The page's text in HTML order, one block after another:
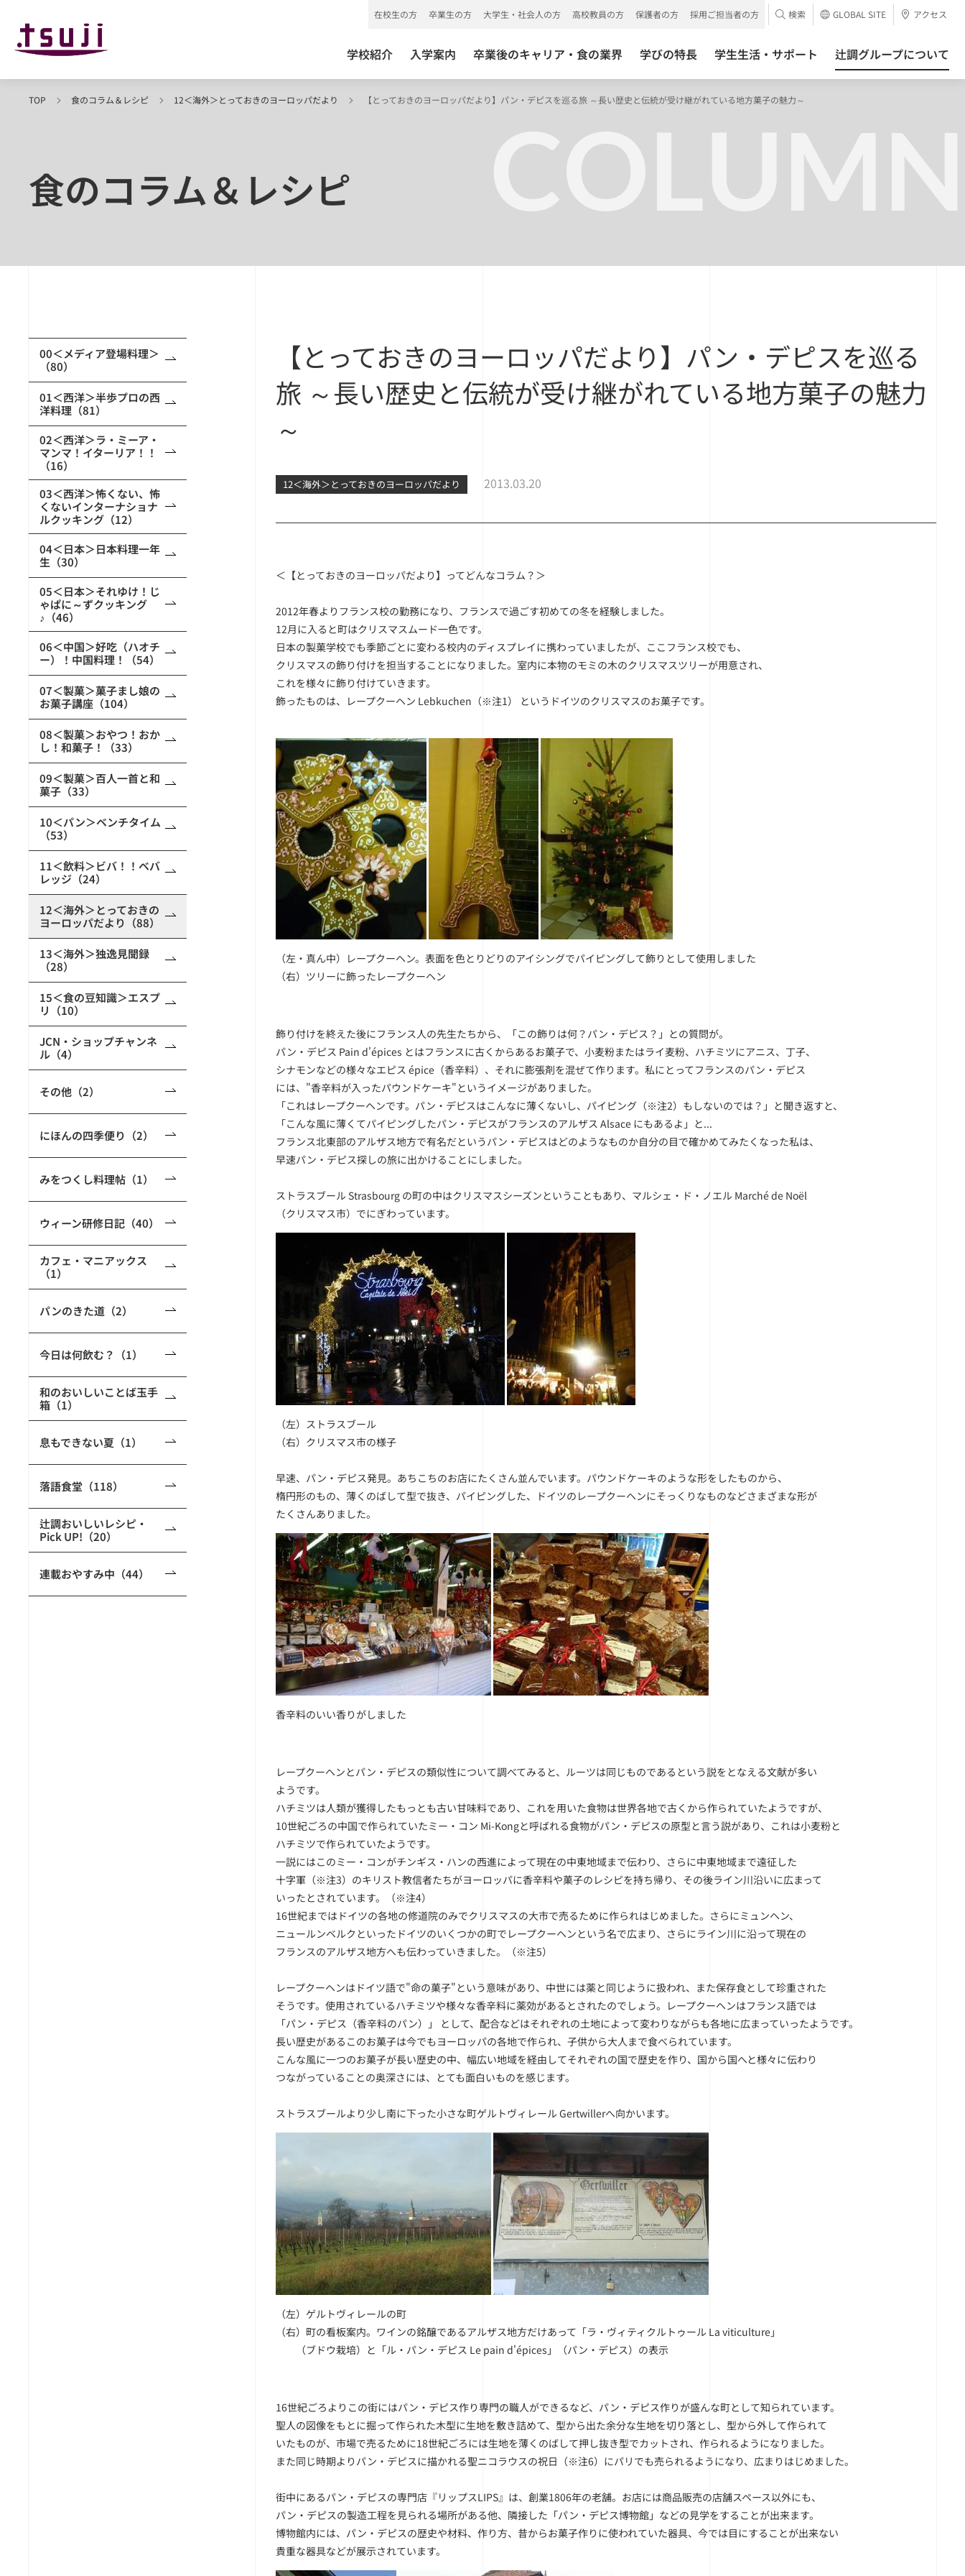
学校紹介 入学案内 卒業後のキャリア・食の業界 学びの特長 学生生活・サポート 辻調グループについて
在校生の方 卒業生の方 大学生・社会人の方 高校教員の方 保護者の方 採用ご担当者の方 検索 GLOBAL SITE アクセス
COLUMN
TOP 食のコラム＆レシピ 12＜海外＞とっておきのヨーロッパだより 【とっておきのヨーロッパだより】パン・デピスを巡る旅 ～長い歴史と伝統が受け継がれている地方菓子の魅力～
食のコラム＆レシピ
00＜メディア登場料理＞
（80）
01＜西洋＞半歩プロの西
洋料理（81）
02＜西洋＞ラ・ミーア・
マンマ！イターリア！！
（16）
03＜西洋＞怖くない、怖
くないインターナショナ
ルクッキング（12）
04＜日本＞日本料理一年
生（30）
05＜日本＞それゆけ！じ
ゃぱに～ずクッキング
♪（46）
06＜中国＞好吃（ハオチ
ー）！中国料理！（54）
07＜製菓＞菓子まし娘の
お菓子講座（104）
08＜製菓＞おやつ！おか
し！和菓子！（33）
09＜製菓＞百人一首と和
菓子（33）
10＜パン＞ベンチタイム
（53）
11＜飲料＞ビバ！！ベバ
レッジ（24）
12＜海外＞とっておきの
ヨーロッパだより（88）
13＜海外＞独逸見聞録
（28）
15＜食の豆知識＞エスプ
リ（10）
JCN・ショップチャンネ
ル（4）
その他（2）
にほんの四季便り（2）
みをつくし料理帖（1）
ウィーン研修日記（40）
カフェ・マニアックス
（1）
パンのきた道（2）
今日は何飲む？（1）
和のおいしいことば玉手
箱（1）
息もできない夏（1）
落語食堂（118）
辻調おいしいレシピ・
Pick UP!（20）
連載おやすみ中（44）
【とっておきのヨーロッパだより】パン・デピスを巡る
旅 ～長い歴史と伝統が受け継がれている地方菓子の魅力
～
12＜海外＞とっておきのヨーロッパだより 2013.03.20
＜【とっておきのヨーロッパだより】ってどんなコラム？＞
2012年春よりフランス校の勤務になり、フランスで過ごす初めての冬を経験しました。
12月に入ると町はクリスマスムード一色です。
日本の製菓学校でも季節ごとに変わる校内のディスプレイに携わっていましたが、ここフランス校でも、
クリスマスの飾り付けを担当することになりました。室内に本物のモミの木のクリスマスツリーが用意され、
これを様々に飾り付けていきます。
飾ったものは、レープクーヘン Lebkuchen（※注1） というドイツのクリスマスのお菓子です。
（左・真ん中）レープクーヘン。表面を色とりどりのアイシングでパイピングして飾りとして使用しました
（右）ツリーに飾ったレープクーヘン
飾り付けを終えた後にフランス人の先生たちから、「この飾りは何？パン・デピス？」との質問が。
パン・デピス Pain d'épices とはフランスに古くからあるお菓子で、小麦粉またはライ麦粉、ハチミツにアニス、丁子、
シナモンなどの様々なエピス épice（香辛料）、それに膨張剤を混ぜて作ります。私にとってフランスのパン・デピス
には、"香辛料が入ったパウンドケーキ"というイメージがありました。
「これはレープクーヘンです。パン・デピスはこんなに薄くないし、パイピング（※注2）もしないのでは？」と聞き返すと、
「こんな風に薄くてパイピングしたパン・デピスがフランスのアルザス Alsace にもあるよ」と...
フランス北東部のアルザス地方で有名だというパン・デピスはどのようなものか自分の目で確かめてみたくなった私は、
早速パン・デピス探しの旅に出かけることにしました。
ストラスブール Strasbourg の町の中はクリスマスシーズンということもあり、マルシェ・ド・ノエル Marché de Noël
（クリスマス市）でにぎわっています。
（左）ストラスブール
（右）クリスマス市の様子
早速、パン・デピス発見。あちこちのお店にたくさん並んでいます。パウンドケーキのような形をしたものから、
楕円形のもの、薄くのばして型で抜き、パイピングした、ドイツのレープクーヘンにそっくりなものなどさまざまな形が
たくさんありました。
香辛料のいい香りがしました
レープクーヘンとパン・デピスの類似性について調べてみると、ルーツは同じものであるという説をとなえる文献が多い
ようです。
ハチミツは人類が獲得したもっとも古い甘味料であり、これを用いた食物は世界各地で古くから作られていたようですが、
10世紀ごろの中国で作られていたミー・コン Mi-Kongと呼ばれる食物がパン・デピスの原型と言う説があり、これは小麦粉と
ハチミツで作られていたようです。
一説にはこのミー・コンがチンギス・ハンの西進によって現在の中東地域まで伝わり、さらに中東地域まで遠征した
十字軍（※注3）のキリスト教信者たちがヨーロッパに香辛料や菓子のレシピを持ち帰り、その後ライン川沿いに広まって
いったとされています。（※注4）
16世紀まではドイツの各地の修道院のみでクリスマスの大市で売るために作られはじめました。さらにミュンヘン、
ニュールンベルクといったドイツのいくつかの町でレープクーヘンという名で広まり、さらにライン川に沿って現在の
フランスのアルザス地方へも伝わっていきました。（※注5）
レープクーヘンはドイツ語で"命の菓子"という意味があり、中世には薬と同じように扱われ、また保存食として珍重された
そうです。使用されているハチミツや様々な香辛料に薬効があるとされたのでしょう。レープクーヘンはフランス語では
「パン・デピス（香辛料のパン）」 として、配合などはそれぞれの土地によって変わりながらも各地に広まっていったようです。
長い歴史があるこのお菓子は今でもヨーロッパの各地で作られ、子供から大人まで食べられています。
こんな風に一つのお菓子が長い歴史の中、幅広い地域を経由してそれぞれの国で歴史を作り、国から国へと様々に伝わり
つながっていることの奥深さには、とても面白いものを感じます。
ストラスブールより少し南に下った小さな町ゲルトヴィレール Gertwillerへ向かいます。
（左）ゲルトヴィレールの町
（右）町の看板案内。ワインの銘醸であるアルザス地方だけあって「ラ・ヴィティクルトゥール La viticulture」
（ブドウ栽培）と「ル・パン・デピス Le pain d'épices」（パン・デピス）の表示
16世紀ごろよりこの街にはパン・デピス作り専門の職人ができるなど、パン・デピス作りが盛んな町として知られています。
聖人の図像をもとに掘って作られた木型に生地を敷き詰めて、型から出た余分な生地を切り落とし、型から外して作られて
いたものが、市場で売るために18世紀ごろには生地を薄くのばして押し抜き型でカットされ、作られるようになりました。
また同じ時期よりパン・デピスに描かれる聖ニコラウスの祝日（※注6）にパリでも売られるようになり、広まりはじめました。
街中にあるパン・デピスの専門店『リップスLIPS』は、創業1806年の老舗。お店には商品販売の店舗スペース以外にも、
パン・デピスの製造工程を見られる場所がある他、隣接した「パン・デピス博物館」などの見学をすることが出来ます。
博物館内には、パン・デピスの歴史や材料、作り方、昔からお菓子作りに使われていた器具、今では目にすることが出来ない
貴重な器具などが展示されています。